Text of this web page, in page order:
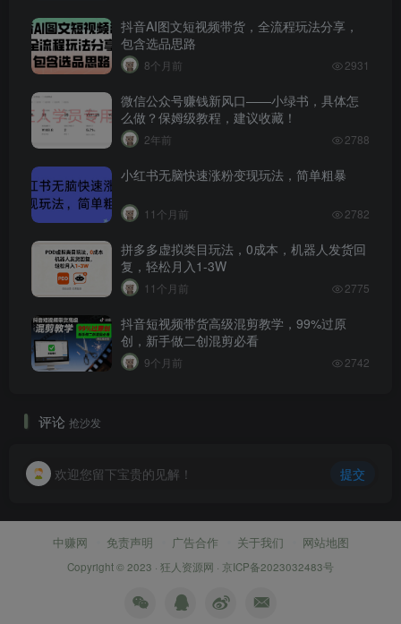
抖音AI图文短视频带货，全流程玩法分享，
包含选品思路
8个月前 2931
微信公众号赚钱新风口——小绿书，具体怎
么做？保姆级教程，建议收藏！
2年前 2788
小红书无脑快速涨粉变现玩法，简单粗暴
11个月前 2782
拼多多虚拟类目玩法，0成本，机器人发货回
复，轻松月入1-3W
11个月前 2775
抖音短视频带货高级混剪教学，99%过原
创，新手做二创混剪必看
9个月前 2742
评论 抢沙发
欢迎您留下宝贵的见解！ 提交
中赚网 免责声明 广告合作 关于我们 网站地图
Copyright © 2023 · 狂人资源网 · 京ICP备2023032483号